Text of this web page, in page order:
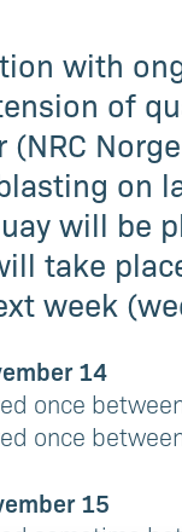
with
of
on
will be
take
week
14
once
once
15